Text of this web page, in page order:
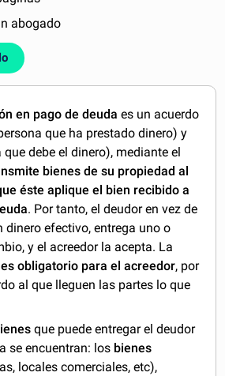
abogado
en pago de deuda es un acuerdo
que ha prestado dinero) y
debe el dinero), mediante el
bienes de su propiedad al
éste aplique el bien recibido a
. Por tanto, el deudor en vez de
dinero efectivo, entrega uno o
y el acreedor la acepta. La
obligatorio para el acreedor, por
al que lleguen las partes lo que
que puede entregar el deudor
se encuentran: los bienes
locales comerciales, etc),